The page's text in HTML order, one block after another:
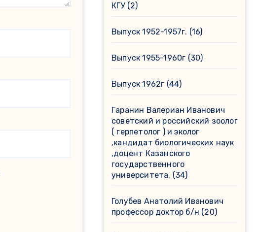
КГУ(2)
Выпуск 1952-1957г. (16)
Выпуск 1955-1960г (30)
Выпуск 1962г (44)
Гаранин Валериан Иванович
советский и российский зоолог
( герпетолог ) и эколог
,кандидат биологических наук
,доцент Казанского
государственного
университета. (34)
Голубев Анатолий Иванович
профессор доктор б/н (20)